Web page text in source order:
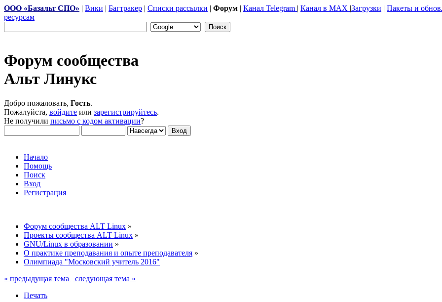
ООО «Базальт СПО» | Вики | Багтракер | Списки рассылки | Форум | Канал Telegram | Канал в MAX |Загрузки | Пакеты и
ресурсам
Форум сообщества
Альт Линукс
Добро пожаловать, Гость.
Пожалуйста, войдите или зарегистрируйтесь.
Не получили письмо с кодом активации?
Начало
Помощь
Поиск
Вход
Регистрация
Форум сообщества ALT Linux »
Проекты сообщества ALT Linux »
GNU/Linux в образовании »
О практике преподавания и опыте преподавателя »
Олимпиада "Московский учитель 2016"
« предыдущая тема
следующая тема »
Печать